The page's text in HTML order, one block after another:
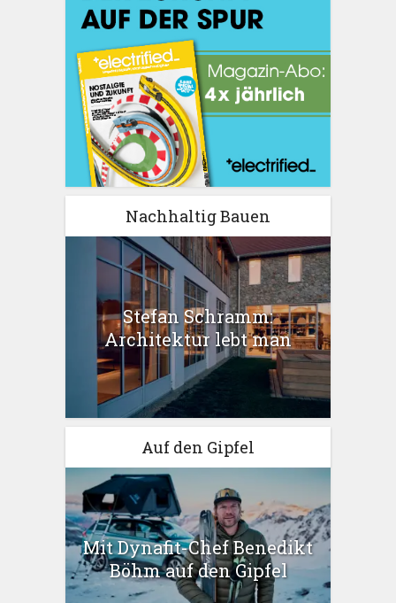
Nachhaltig Bauen
Stefan Schramm:
Architektur lebt man
Auf den Gipfel
Mit Dynafit-Chef Benedikt
Böhm auf den Gipfel